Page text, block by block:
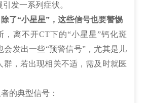
发一系列症状。
了“小星星”，这些信号也要警惕
，离不开CT下的“小星星”钙化斑
会发出一些“预警信号”，尤其是儿
群，若出现相关不适，需及时就医
的典型信号：